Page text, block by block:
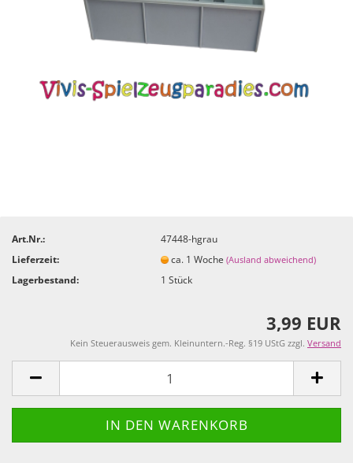
Art.Nr.:
47448-hgrau
Lieferzeit:
ca. 1 Woche(Ausland abweichend)
Lagerbestand: 1Stück
3,99 EUR
Kein Steuerausweis gem. Kleinuntern.-Reg. §19 UStG zzgl. Versand